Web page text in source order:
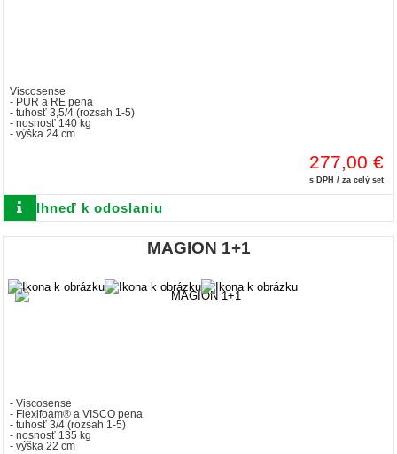
Viscosense
- PUR a RE pena
- tuhosť 3,5/4 (rozsah 1-5)
- nosnosť 140 kg
- výška 24 cm
277,00 €
s DPH / za celý set
Ihneď k odoslaniu
MAGION 1+1
- Viscosense
- Flexifoam® a VISCO pena
- tuhosť 3/4 (rozsah 1-5)
- nosnosť 135 kg
- výška 22 cm